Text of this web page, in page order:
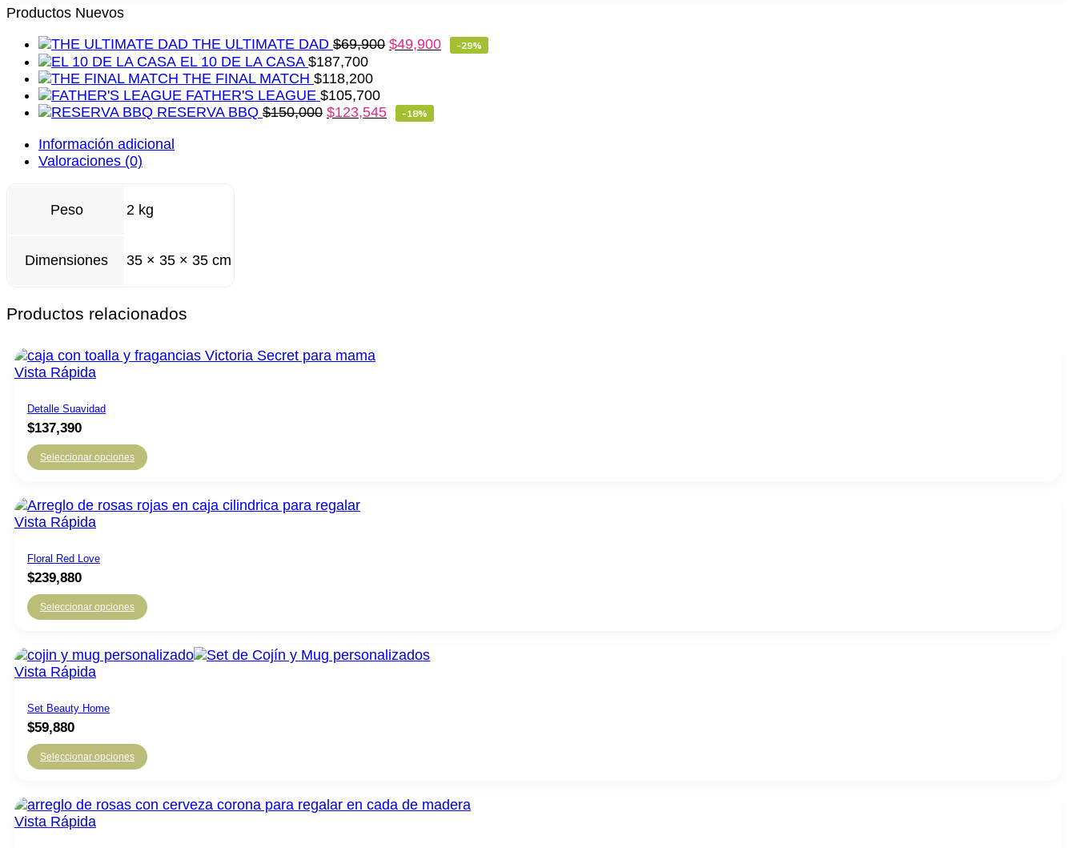
cantidad
Productos Nuevos
THE ULTIMATE DAD $69,900 $49,900 -29%
EL 10 DE LA CASA $187,700
THE FINAL MATCH $118,200
FATHER'S LEAGUE $105,700
RESERVA BBQ $150,000 $123,545 -18%
Información adicional
Valoraciones (0)
Peso 2 kg
Dimensiones 35 × 35 × 35 cm
Productos relacionados
Vista Rápida
Detalle Suavidad
$137,390
Seleccionar opciones
Vista Rápida
Floral Red Love
$239,880
Seleccionar opciones
Vista Rápida
Set Beauty Home
$59,880
Seleccionar opciones
Vista Rápida